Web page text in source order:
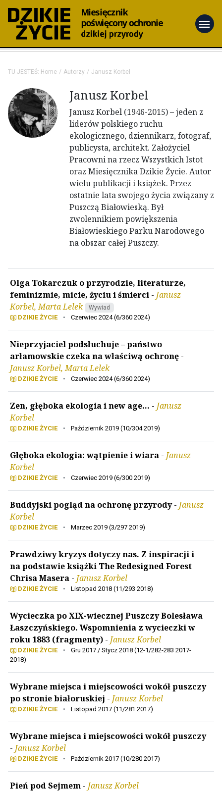
menu
TU JESTEŚ: Home Autorzy Janusz Korbel
Janusz Korbel
Janusz Korbel (1946-2015) – jeden z
liderów polskiego ruchu
ekologicznego, dziennikarz, fotograf,
publicysta, architekt. Założyciel
Pracowni na rzecz Wszystkich Istot
oraz Miesięcznika Dzikie Życie. Autor
wielu publikacji i książek. Przez
ostatnie lata swojego życia związany z
Puszczą Białowieską. Był
zwolennikiem powiększenia
Białowieskiego Parku Narodowego
na obszar całej Puszczy.
Olga Tokarczuk o przyrodzie, literaturze,
feminizmie, micie, życiu i śmierci - Janusz
Korbel, Marta Lelek
Wywiad
DZIKIE ŻYCIE • Czerwiec 2024 (6/360 2024)
Nieprzyjaciel podsłuchuje – państwo
arłamowskie czeka na właściwą ochronę -
Janusz Korbel, Marta Lelek
DZIKIE ŻYCIE • Czerwiec 2024 (6/360 2024)
Zen, głęboka ekologia i new age… - Janusz
Korbel
DZIKIE ŻYCIE • Październik 2019 (10/304 2019)
Głęboka ekologia: wątpienie i wiara - Janusz
Korbel
DZIKIE ŻYCIE • Czerwiec 2019 (6/300 2019)
Buddyjski pogląd na ochronę przyrody- Janusz
Korbel
DZIKIE ŻYCIE • Marzec 2019 (3/297 2019)
Prawdziwy kryzys dotyczy nas. Z inspiracji i
na podstawie książki The Redesigned Forest
Chrisa Masera - Janusz Korbel
DZIKIE ŻYCIE • Listopad 2018 (11/293 2018)
Wycieczka po XIX-wiecznej Puszczy Bolesława
Łaszczyńskiego. Wspomnienia z wycieczki w
roku 1883 (fragmenty) - Janusz Korbel
DZIKIE ŻYCIE •
Gru 2017 / Stycz 2018 (12-1/282-283 2017-
2018)
Wybrane miejsca i miejscowości wokół puszczy
po stronie białoruskiej - Janusz Korbel
DZIKIE ŻYCIE • Listopad 2017 (11/281 2017)
Wybrane miejsca i miejscowości wokół puszczy
- Janusz Korbel
DZIKIE ŻYCIE • Październik 2017 (10/280 2017)
Pień pod Sejmem - Janusz Korbel